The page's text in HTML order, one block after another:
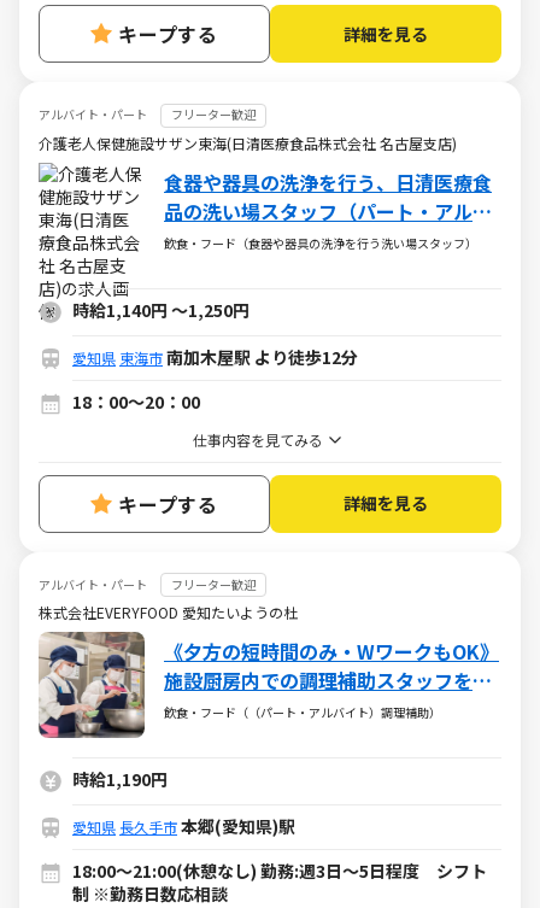
キープする 詳細を見る
アルバイト・パート フリーター歓迎
介護老人保健施設サザン東海(日清医療食品株式会社 名古屋支店)
食器や器具の洗浄を行う、日清医療食
品の洗い場スタッフ（パート・アルバ
イト）求人
飲食・フード（食器や器具の洗浄を行う洗い場スタッフ）
時給1,140円 ～1,250円
愛知県 東海市南加木屋駅 より徒歩12分
18：00～20：00
仕事内容を見てみる
キープする 詳細を見る
アルバイト・パート フリーター歓迎
株式会社EVERYFOOD 愛知たいようの杜
《夕方の短時間のみ・WワークもOK》
施設厨房内での調理補助スタッフを募
集！
飲食・フード（（パート・アルバイト）調理補助）
時給1,190円
愛知県 長久手市本郷(愛知県)駅
18:00～21:00(休憩なし) 勤務:週3日～5日程度 シフト
制 ※勤務日数応相談